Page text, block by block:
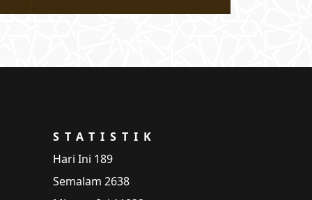
STATISTIK
Hari Ini 189
Semalam 2638